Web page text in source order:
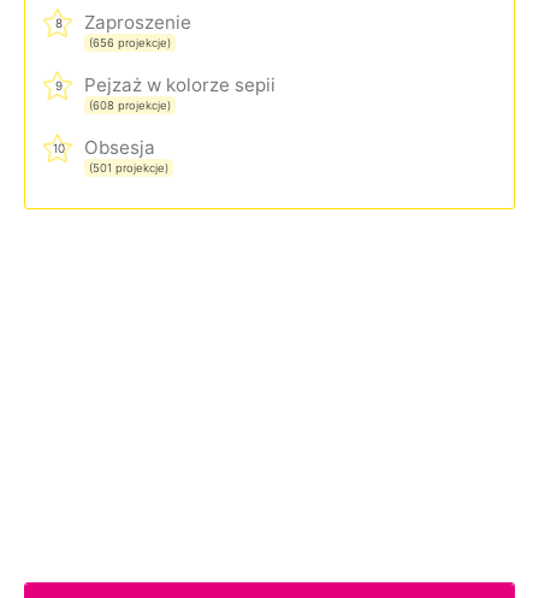
8 Zaproszenie
(656 projekcje)
9 Pejzaż w kolorze sepii
(608 projekcje)
10 Obsesja
(501 projekcje)